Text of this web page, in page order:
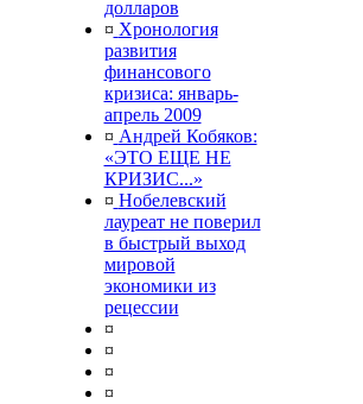
долларов
¤ Хронология
развития
финансового
кризиса: январь-
апрель 2009
¤ Андрей Кобяков:
«ЭТО ЕЩЕ НЕ
КРИЗИС...»
¤ Нобелевский
лауреат не поверил
в быстрый выход
мировой
экономики из
рецессии
¤
¤
¤
¤